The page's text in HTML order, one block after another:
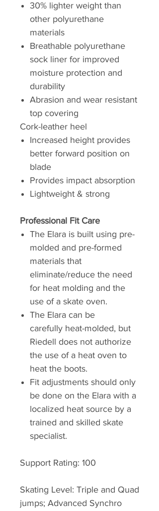
30% lighter weight than
other polyurethane
materials
Breathable polyurethane
sock liner for improved
moisture protection and
durability
Abrasion and wear resistant
top covering
Cork-leather heel
Increased height provides
better forward position on
blade
Provides impact absorption
Lightweight & strong
Professional Fit Care
The Elara is built using pre-
molded and pre-formed
materials that
eliminate/reduce the need
for heat molding and the
use of a skate oven.
The Elara can be
carefully heat-molded, but
Riedell does not authorize
the use of a heat oven to
heat the boots.
Fit adjustments should only
be done on the Elara with a
localized heat source by a
trained and skilled skate
specialist.
Support Rating: 100
Skating Level: Triple and Quad
jumps; Advanced Synchro